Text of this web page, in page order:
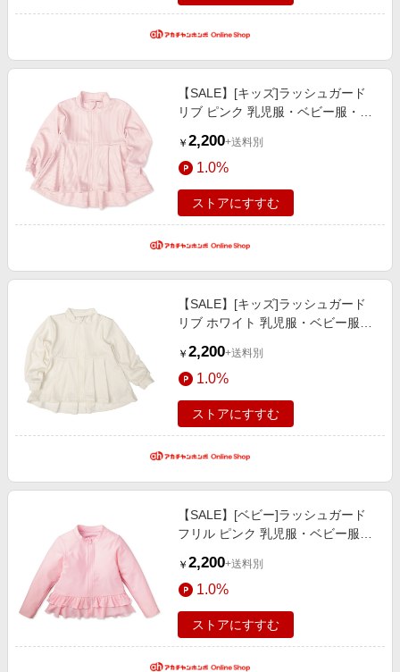
【SALE】[キッズ]ラッシュガード
リブ ピンク 乳児服・ベビー服・子
ズ・プール・浮輪 キッズ水着（女
の子）
￥ 2,200+送料別
1.0%
ストアにすすむ
【SALE】[キッズ]ラッシュガード
リブ ホワイト 乳児服・ベビー服・
ッズ・プール・浮輪 キッズ水着
（女の子）
￥ 2,200+送料別
1.0%
ストアにすすむ
【SALE】[ベビー]ラッシュガード
フリル ピンク 乳児服・ベビー服・
ッズ・プール・浮輪 ベビー水着
（女の子）
￥ 2,200+送料別
1.0%
ストアにすすむ